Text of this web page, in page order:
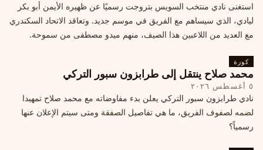
استغنى نادي منتخب السويس بتروجت رسميًا عن ظهيره الأيمن أبو بكر
ليادي، الذي سيساهم مع الفريق في موسم جديد. وتعاقد الاتحاد السكندري
مع العديد من اللاعبين هذا الصيف، منهم ميدو مصطفى من سموحة.
كورة
محمد صلاح ينتقل إلى طرابزون سبور التركي
٥ أغسطس ٢٠٢٦
نادي طرابزون سبور التركي يعلن بدء مفاوضاته مع محمد صلاح تمهيدا
لضمه لصفوف الفريق، ما هي تفاصيل الصفقة ومتى سيتم الإعلان عنها
رسمياً؟